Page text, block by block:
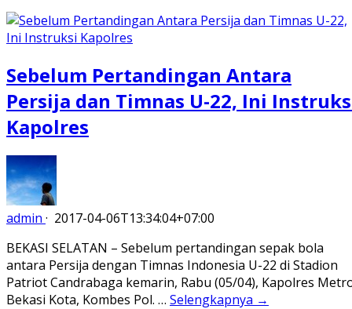
Sebelum Pertandingan Antara
Persija dan Timnas U-22, Ini
Kapolres
admin · 2017-04-06T13:34:04+07:00
BEKASI SELATAN – Sebelum pertandingan sepak bola
antara Persija dengan Timnas Indonesia U-22 di Stadion
Patriot Candrabaga kemarin, Rabu (05/04), Kapolres
Bekasi Kota, Kombes Pol. … Selengkapnya →